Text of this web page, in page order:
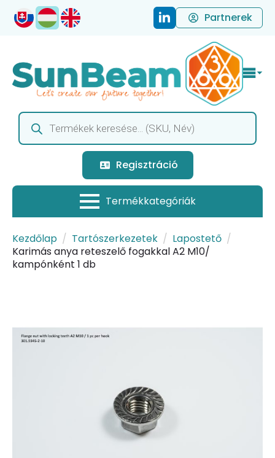
Partnerek
Products
search
Regisztráció
Kezdőlap Tartószerkezetek
Lapostető
Karimás anya reteszelő fogakkal A2 M10/
kampónként 1 db